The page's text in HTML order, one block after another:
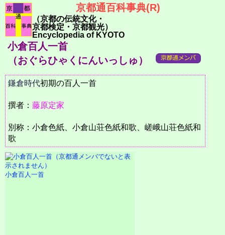
京都通百科事典(R)
（京都の伝統文化・
京都検定・京都観光）
Encyclopedia of KYOTO
小倉百人一首
（おぐらひゃくにんいっしゅ）
鎌倉時代初期の百人一首
撰者： 藤原定家
別称：小倉色紙、小倉山荘色紙和歌、嵯峨山荘色紙和
歌
小倉百人一首